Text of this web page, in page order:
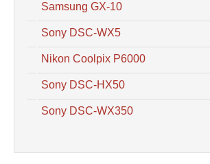
Samsung GX-10
Sony DSC-WX5
Nikon Coolpix P6000
Sony DSC-HX50
Sony DSC-WX350